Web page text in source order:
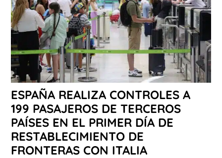
ESPAÑA REALIZA CONTROLES A
199 PASAJEROS DE TERCEROS
PAÍSES EN EL PRIMER DÍA DE
RESTABLECIMIENTO DE
FRONTERAS CON ITALIA